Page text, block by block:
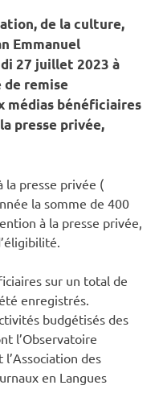
de la culture,
Emmanuel
27 juillet 2023 à
de remise
médias bénéficiaires
presse privée,
la presse privée (
la somme de 400
à la presse privée,
sur un total de
enregistrés.
budgétisés des
l’Observatoire
des
en Langues